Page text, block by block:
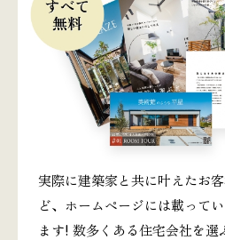
実際に建築家と共に叶えたお
ど、ホームページには載って
ます! 数多くある住宅会社を選